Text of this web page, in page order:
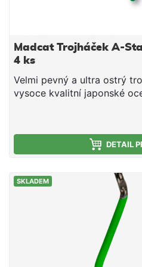
Madcat Trojháček A-
4 ks
Velmi pevný a ultra ostrý
vysoce kvalitní japonské
plaší sumce. Upozornění:
se může vlivem používání
DETAIL
SKLADEM